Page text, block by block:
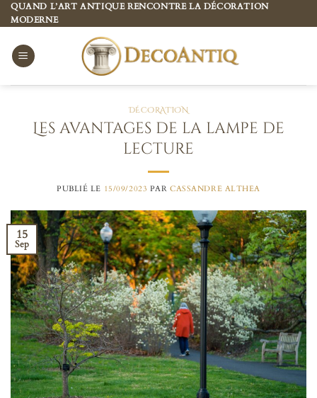
Passer
au
contenu
QUAND L’ART ANTIQUE RENCONTRE LA DÉCORATION
MODERNE
DÉCORATION
Les avantages de la lampe de
lecture
PUBLIÉ LE 15/09/2023 PARCASSANDRE ALTHEA
15
Sep